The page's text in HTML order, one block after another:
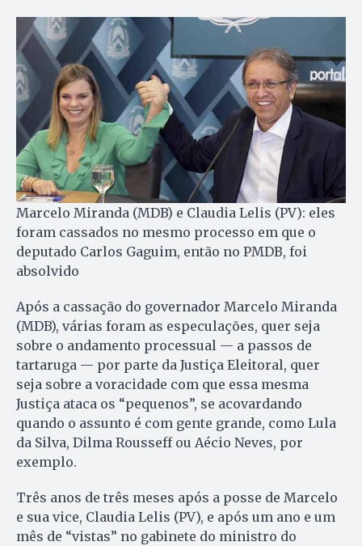
Marcelo Miranda (MDB) e Claudia Lelis (PV): eles
foram cassados no mesmo processo em que o
deputado Carlos Gaguim, então no PMDB, foi
absolvido
Após a cassação do go­ver­nador Marcelo Mi­ran­da
(MDB), várias fo­ram as especulações, quer seja
sobre o andamento processual — a passos de
tartaruga — por parte da Justiça Eleitoral, quer
seja sobre a voracidade com que essa mesma
Justiça ataca os “pe­que­nos”, se acovardando
quando o assunto é com gente grande, co­mo Lula
da Silva, Dilma Rousseff ou Aécio Neves, por
exemplo.
Três anos de três meses após a pos­se de Marcelo
e sua vice, Clau­dia Lelis (PV), e após um ano e um
mês de “vistas” no gabinete do ministro do